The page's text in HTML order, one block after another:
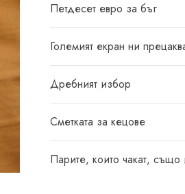
Петдесет евро за бъг
Големият екран ни
Дребният избор
Сметката за кецове
Парите, които чакат, също